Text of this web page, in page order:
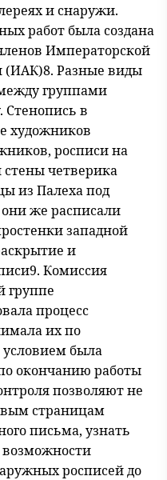
и снаружи.
работ была создана
Императорской
(ИАК)8. Разные виды
группами
Стенопись в
художников
росписи на
четверика
из Палеха под
же расписали
западной
и
Комиссия
группе
процесс
их по
была
окончанию работы
позволяют не
страницам
письма, узнать
возможности
росписей до